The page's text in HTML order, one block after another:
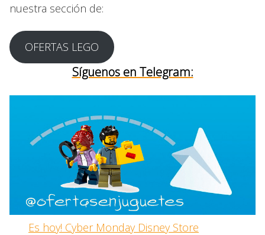
nuestra sección de:
OFERTAS LEGO
Síguenos en Telegram:
Es hoy! Cyber Monday Disney Store